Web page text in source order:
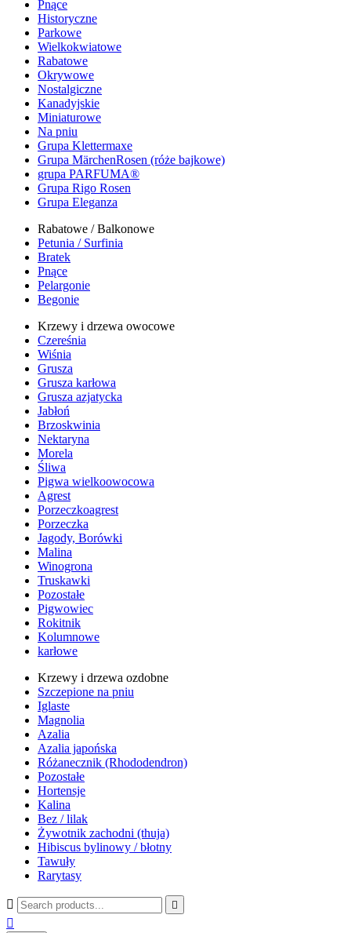
Pnące
Historyczne
Parkowe
Wielkokwiatowe
Rabatowe
Okrywowe
Nostalgiczne
Kanadyjskie
Miniaturowe
Na pniu
Grupa Klettermaxe
Grupa MärchenRosen (róże bajkowe)
grupa PARFUMA®
Grupa Rigo Rosen
Grupa Eleganza
Rabatowe / Balkonowe
Petunia / Surfinia
Bratek
Pnące
Pelargonie
Begonie
Krzewy i drzewa owocowe
Czereśnia
Wiśnia
Grusza
Grusza karłowa
Grusza azjatycka
Jabłoń
Brzoskwinia
Nektaryna
Morela
Śliwa
Pigwa wielkoowocowa
Agrest
Porzeczkoagrest
Porzeczka
Jagody, Borówki
Malina
Winogrona
Truskawki
Pozostałe
Pigwowiec
Rokitnik
Kolumnowe
karłowe
Krzewy i drzewa ozdobne
Szczepione na pniu
Iglaste
Magnolia
Azalia
Azalia japońska
Różanecznik (Rhododendron)
Pozostałe
Hortensje
Kalina
Bez / lilak
Żywotnik zachodni (thuja)
Hibiscus bylinowy / błotny
Tawuły
Rarytasy
 
